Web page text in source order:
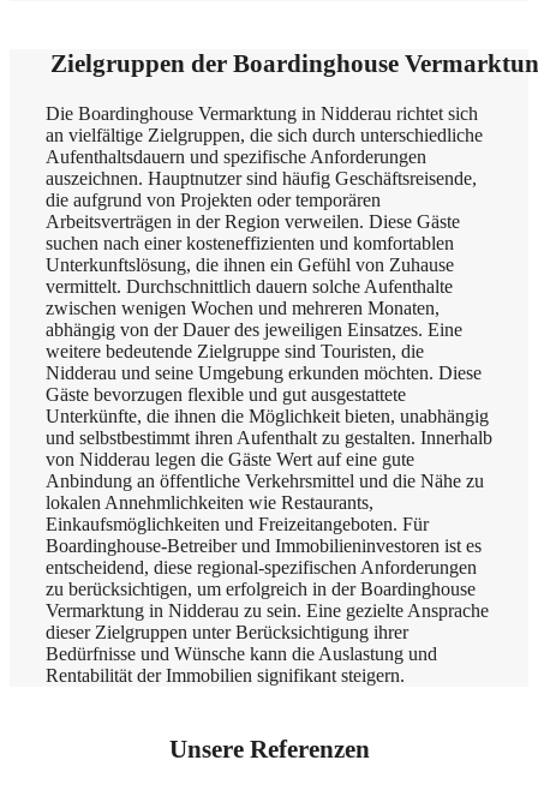
Zielgruppen der Boardinghouse
Die Boardinghouse Vermarktung in Nidderau richtet sich
an vielfältige Zielgruppen, die sich durch unterschiedliche
Aufenthaltsdauern und spezifische Anforderungen
auszeichnen. Hauptnutzer sind häufig Geschäftsreisende,
die aufgrund von Projekten oder temporären
Arbeitsverträgen in der Region verweilen. Diese Gäste
suchen nach einer kosteneffizienten und komfortablen
Unterkunftslösung, die ihnen ein Gefühl von Zuhause
vermittelt. Durchschnittlich dauern solche Aufenthalte
zwischen wenigen Wochen und mehreren Monaten,
abhängig von der Dauer des jeweiligen Einsatzes. Eine
weitere bedeutende Zielgruppe sind Touristen, die
Nidderau und seine Umgebung erkunden möchten. Diese
Gäste bevorzugen flexible und gut ausgestattete
Unterkünfte, die ihnen die Möglichkeit bieten, unabhängig
und selbstbestimmt ihren Aufenthalt zu gestalten. Innerhalb
von Nidderau legen die Gäste Wert auf eine gute
Anbindung an öffentliche Verkehrsmittel und die Nähe zu
lokalen Annehmlichkeiten wie Restaurants,
Einkaufsmöglichkeiten und Freizeitangeboten. Für
Boardinghouse-Betreiber und Immobilieninvestoren ist es
entscheidend, diese regional-spezifischen Anforderungen
zu berücksichtigen, um erfolgreich in der Boardinghouse
Vermarktung in Nidderau zu sein. Eine gezielte Ansprache
dieser Zielgruppen unter Berücksichtigung ihrer
Bedürfnisse und Wünsche kann die Auslastung und
Rentabilität der Immobilien signifikant steigern.
Unsere Referenzen